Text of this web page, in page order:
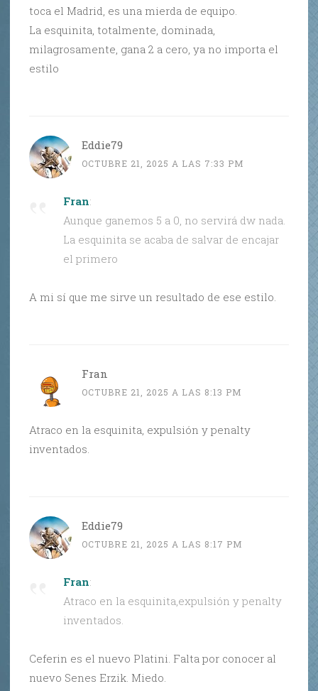
toca el Madrid, es una mierda de equipo.
La esquinita, totalmente, dominada,
milagrosamente, gana 2 a cero, ya no importa el
estilo
Eddie79
OCTUBRE 21, 2025 A LAS 7:33 PM
Fran:
Aunque ganemos 5 a 0, no servirá dw nada.
La esquinita se acaba de salvar de encajar
el primero
A mi sí que me sirve un resultado de ese estilo.
Fran
OCTUBRE 21, 2025 A LAS 8:13 PM
Atraco en la esquinita, expulsión y penalty
inventados.
Eddie79
OCTUBRE 21, 2025 A LAS 8:17 PM
Fran:
Atraco en la esquinita,expulsión y penalty
inventados.
Ceferin es el nuevo Platini. Falta por conocer al
nuevo Senes Erzik. Miedo.